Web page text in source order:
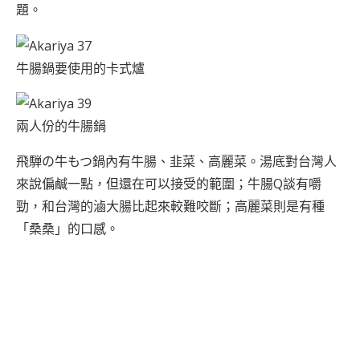
題。
牛腸鍋要使用的卡式爐
兩人份的牛腸鍋
飛騨の牛もつ鍋內有牛腸、韭菜、高麗菜。湯底對台灣人
來說偏鹹一點，但還在可以接受的範圍；牛腸Q談有嚼
勁，和台灣的滷大腸比起來較難咬斷；高麗菜則是有種
「桑桑」的口感。